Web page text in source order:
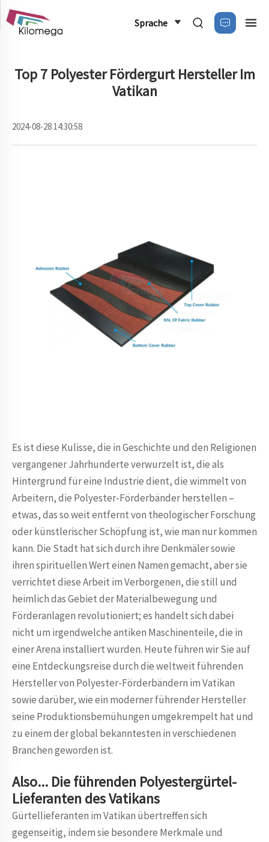
Sprache
Top 7 Polyester Fördergurt Hersteller Im
Vatikan
2024-08-28 14:30:58
Es ist diese Kulisse, die in Geschichte und den Religionen
vergangener Jahrhunderte verwurzelt ist, die als
Hintergrund für eine Industrie dient, die wimmelt von
Arbeitern, die Polyester-Förderbänder herstellen –
etwas, das so weit entfernt von theologischer Forschung
oder künstlerischer Schöpfung ist, wie man nur kommen
kann. Die Stadt hat sich durch ihre Denkmäler sowie
ihren spirituellen Wert einen Namen gemacht, aber sie
verrichtet diese Arbeit im Verborgenen, die still und
heimlich das Gebiet der Materialbewegung und
Förderanlagen revolutioniert; es handelt sich dabei
nicht um irgendwelche antiken Maschinenteile, die in
einer Arena installiert wurden. Heute führen wir Sie auf
eine Entdeckungsreise durch die weltweit führenden
Hersteller von Polyester-Förderbändern im Vatikan
sowie darüber, wie ein moderner führender Hersteller
seine Produktionsbemühungen umgekrempelt hat und
zu einem der global bekanntesten in verschiedenen
Branchen geworden ist.
Also... Die führenden Polyestergürtel-
Lieferanten des Vatikans
Gürtellieferanten im Vatikan übertreffen sich
gegenseitig, indem sie besondere Merkmale und